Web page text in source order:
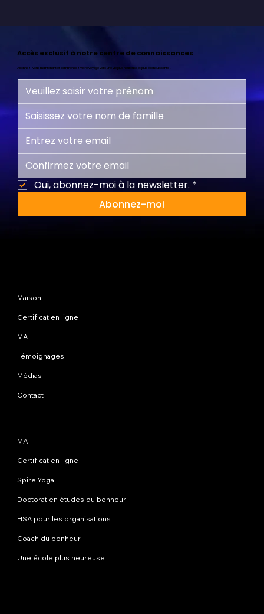
Accès exclusif à notre centre de connaissances
Abonnez-vous maintenant et commencez votre voyage vers une vie plus heureuse et plus épanouissante !
Oui, abonnez-moi à la newsletter. *
Abonnez-moi
Maison
Certificat en ligne
MA
Témoignages
Médias
Contact
MA
Certificat en ligne
Spire Yoga
Doctorat en études du bonheur
HSA pour les organisations
Coach du bonheur
Une école plus heureuse